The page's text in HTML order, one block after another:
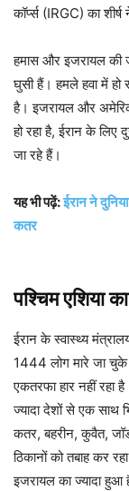
कॉर्प्स (IRGC) का
हमास और इजरायल की
घुसी हैं। हमले हवा में हो
है। इजरायल और
हो रहा है, ईरान के
जा रहे हैं।
यह भी पढ़ें:ईरान ने
कतर
पश्चिम एशिया
ईरान के स्वास्थ्य
1444 लोग मारे जा
एकतरफा हार नहीं रहा
ज्यादा देशों से एक साथ
कतर, बहरीन, कुवैत,
ठिकानों को तबाह कर
इजरायल का ज्यादा हुआ